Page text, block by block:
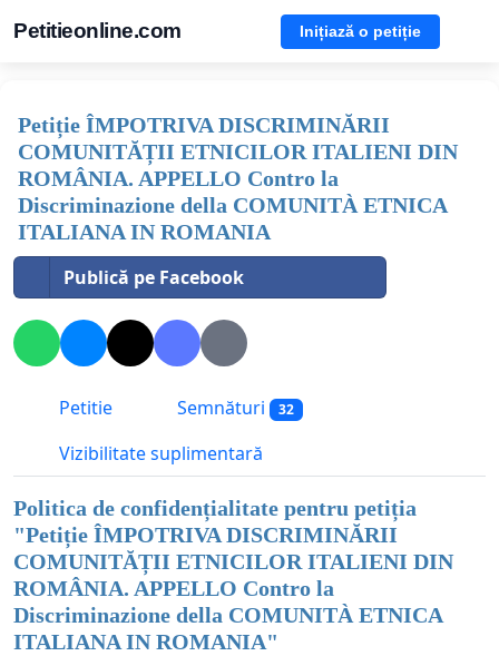
Petitieonline.com Inițiază o petiție
Petiție ÎMPOTRIVA DISCRIMINĂRII
COMUNITĂȚII ETNICILOR ITALIENI DIN
ROMÂNIA. APPELLO Contro la
Discriminazione della COMUNITÀ ETNICA
ITALIANA IN ROMANIA
Publică pe Facebook
Petitie Semnături 32
Vizibilitate suplimentară
Politica de confidențialitate pentru petiția
"Petiție ÎMPOTRIVA DISCRIMINĂRII
COMUNITĂȚII ETNICILOR ITALIENI DIN
ROMÂNIA. APPELLO Contro la
Discriminazione della COMUNITÀ ETNICA
ITALIANA IN ROMANIA"